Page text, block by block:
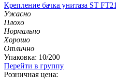
Крепление бачка унитаза ST
Ужасно
Плохо
Нормально
Хорошо
Отлично
Упаковка: 10/200
Перейти в группу
Розничная цена: